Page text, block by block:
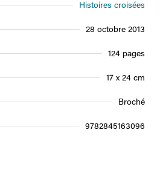
Histoires croisées
28 octobre 2013
124 pages
17 x 24 cm
Broché
9782845163096